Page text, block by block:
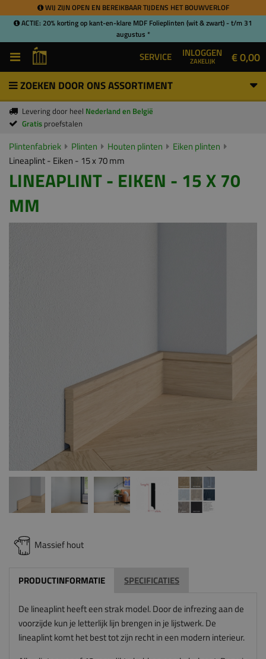
WIJ ZIJN OPEN EN BEREIKBAAR TIJDENS HET BOUWVERLOF
ACTIE: 20% korting op kant-en-klare MDF Folieplinten (wit & zwart) - t/m 31
augustus *
SERVICE INLOGGEN
ZAKELIJK € 0,00
ZOEKEN DOOR ONS ASSORTIMENT
Levering door heel Nederland en België
Gratis proefstalen
Plintenfabriek Plinten Houten plinten
Eiken plinten
Lineaplint - Eiken - 15 x 70 mm
LINEAPLINT - EIKEN - 15 X 70
MM
Massief hout
PRODUCTINFORMATIE SPECIFICATIES
De lineaplint heeft een strak model. Door de infrezing aan de
voorzijde kun je letterlijk lijn brengen in je lijstwerk. De
lineaplint komt het best tot zijn recht in een modern interieur.